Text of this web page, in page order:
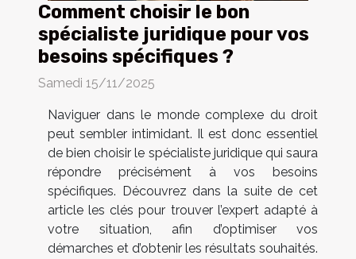
Comment choisir le bon
spécialiste juridique pour vos
besoins spécifiques ?
Samedi 15/11/2025
Naviguer dans le monde complexe du droit
peut sembler intimidant. Il est donc essentiel
de bien choisir le spécialiste juridique qui saura
répondre précisément à vos besoins
spécifiques. Découvrez dans la suite de cet
article les clés pour trouver l’expert adapté à
votre situation, afin d’optimiser vos
démarches et d’obtenir les résultats souhaités.